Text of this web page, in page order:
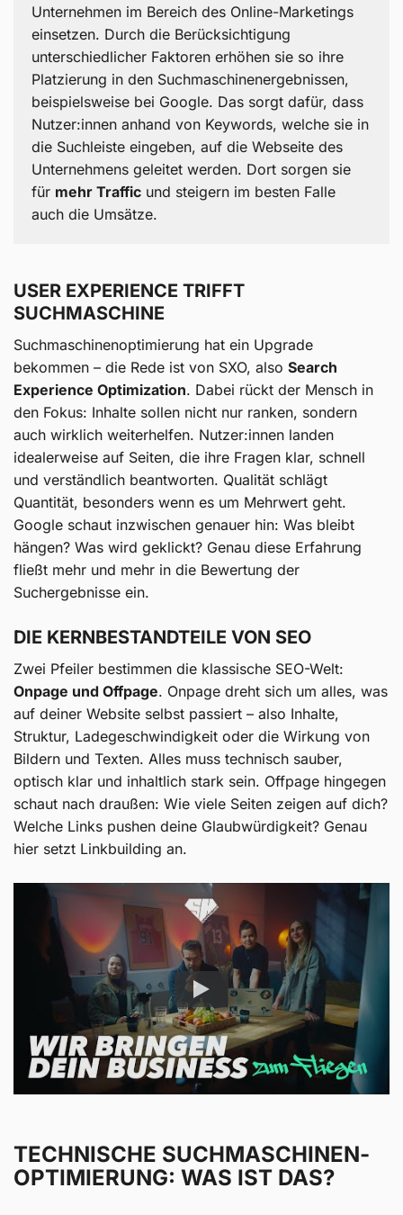
Nützliche Tools für wirksame
Suchmaschinenoptimierung
Zusätzliche Informationen für dein SEO-Game
Relevante SEO-Begriffe erklärt
Schritt für Schritt zur passenden SEO-Strategie –
dein Guide
Unternehmen im Bereich des Online-Marketings
einsetzen. Durch die Berücksichtigung
unterschiedlicher Faktoren erhöhen sie so ihre
Platzierung in den Suchmaschinenergebnissen,
beispielsweise bei Google. Das sorgt dafür, dass
Nutzer:innen anhand von Keywords, welche sie in
die Suchleiste eingeben, auf die Webseite des
Unternehmens geleitet werden. Dort sorgen sie
für mehr Traffic und steigern im besten Falle
auch die Umsätze.
USER EXPERIENCE TRIFFT
SUCHMASCHINE
Suchmaschinenoptimierung hat ein Upgrade
bekommen – die Rede ist von SXO, also Search
Experience Optimization. Dabei rückt der Mensch in
den Fokus: Inhalte sollen nicht nur ranken, sondern
auch wirklich weiterhelfen. Nutzer:innen landen
idealerweise auf Seiten, die ihre Fragen klar, schnell
und verständlich beantworten. Qualität schlägt
Quantität, besonders wenn es um Mehrwert geht.
Google schaut inzwischen genauer hin: Was bleibt
hängen? Was wird geklickt? Genau diese Erfahrung
fließt mehr und mehr in die Bewertung der
Suchergebnisse ein.
DIE KERNBESTANDTEILE VON SEO
Zwei Pfeiler bestimmen die klassische SEO-Welt:
Onpage und Offpage. Onpage dreht sich um alles, was
auf deiner Website selbst passiert – also Inhalte,
Struktur, Ladegeschwindigkeit oder die Wirkung von
Bildern und Texten. Alles muss technisch sauber,
optisch klar und inhaltlich stark sein. Offpage hingegen
schaut nach draußen: Wie viele Seiten zeigen auf dich?
Welche Links pushen deine Glaubwürdigkeit? Genau
hier setzt Linkbuilding an.
TECHNISCHE SUCHMASCHINEN­
OPTIMIERUNG: WAS IST DAS?